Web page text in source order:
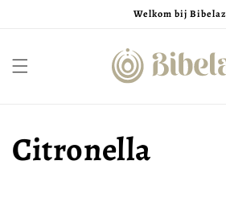
Welkom bij Bibelaz
Citronella